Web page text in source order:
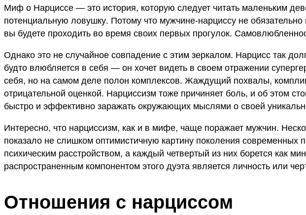
Миф о Нарциссе — это история, которую следует читать маленьким
потенциальную ловушку. Потому что мужчине-нарциссу не
вы будете проходить во время своих первых прогулок.
Однако это не случайное совпадение с этим зеркалом. Нарцисс так
будто влюбляется в себя — он хочет видеть в своем отражении
себя, но на самом деле полон комплексов. Жаждущий похвалы,
отрицательной оценкой. Нарциссизм тоже причиняет боль, и об этом
быстро и эффективно заражать окружающих мыслями о своей
Интересно, что нарциссизм, как и в мифе, чаще поражает мужчин.
показало не слишком оптимистичную картину поколения
психическим расстройством, а каждый четвертый из них борется как
распространенным компонентом этого дуэта является личность или
Отношения с нарциссом